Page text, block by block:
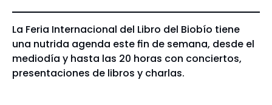
La Feria Internacional del Libro del Biobío tiene
una nutrida agenda este fin de semana, desde el
mediodía y hasta las 20 horas con conciertos,
presentaciones de libros y charlas.